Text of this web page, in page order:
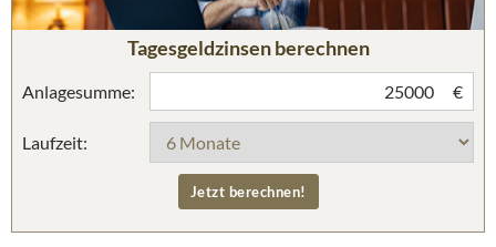
Tagesgeldzinsen berechnen
Anlagesumme: €
Laufzeit: